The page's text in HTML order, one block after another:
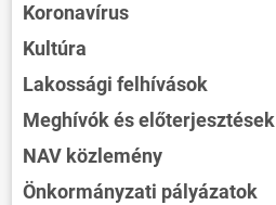
Koronavírus
Kultúra
Lakossági felhívások
Meghívók és előterjesztések
NAV közlemény
Önkormányzati pályázatok